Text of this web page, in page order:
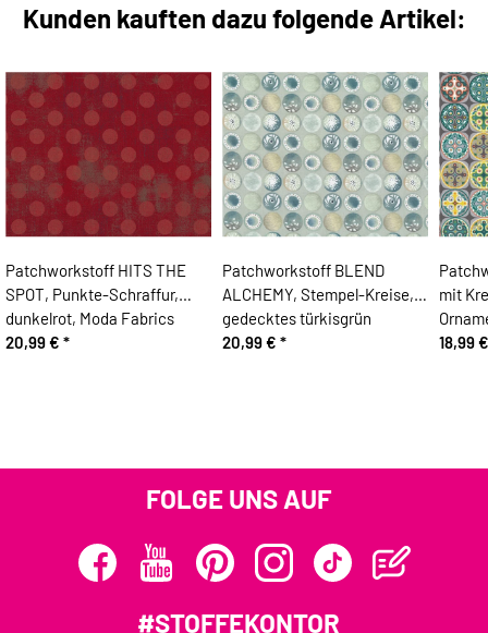
Kunden kauften dazu folgende Artikel:
Patchworkstoff HITS THE
SPOT, Punkte-Schraffur,
dunkelrot, Moda Fabrics
20,99 € *
Patchworkstoff BLEND
ALCHEMY, Stempel-Kreise,
gedecktes türkisgrün
20,99 € *
mit
18,99
FOLGE UNS AUF
#STOFFEKONTOR